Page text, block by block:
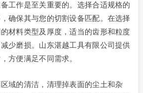
工作是至关重要的。选择合适规格的
确保其与您的切割设备匹配。在选择
材料类型及厚度，适当的齿形和粒度
少磨损。山东湛越工具有限公司提供
方便满足不同需求。
域的清洁，清理掉表面的尘土和杂